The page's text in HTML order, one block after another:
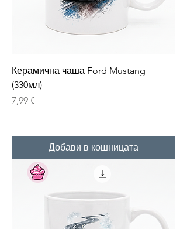
Керамична чаша Ford Mustang
(330мл)
Цена
7,99 €
Добави в кошницата